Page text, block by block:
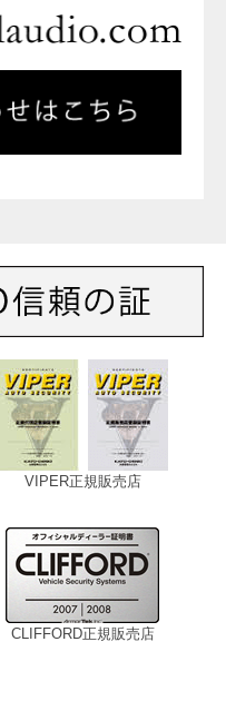
VIPER正規販売店
CLIFFORD正規販売店